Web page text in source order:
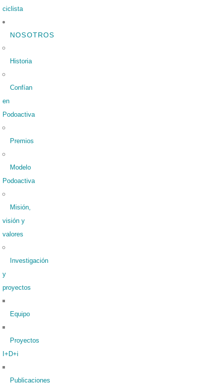
ciclista
NOSOTROS
Historia
Confían
en
Podoactiva
Premios
Modelo
Podoactiva
Misión,
visión y
valores
Investigación
y
proyectos
Equipo
Proyectos
I+D+i
Publicaciones